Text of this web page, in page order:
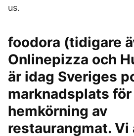
us.
foodora (tidigare
Onlinepizza och
är idag Sveriges
marknadsplats för
hemkörning av
restaurangmat. Vi